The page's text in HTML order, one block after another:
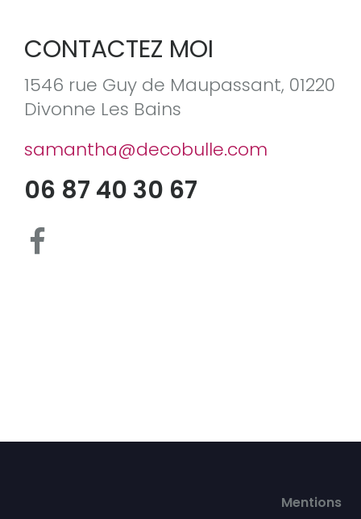
CONTACTEZ MOI
1546 rue Guy de Maupassant, 01220
Divonne Les Bains
samantha@decobulle.com
06 87 40 30 67
Mentions